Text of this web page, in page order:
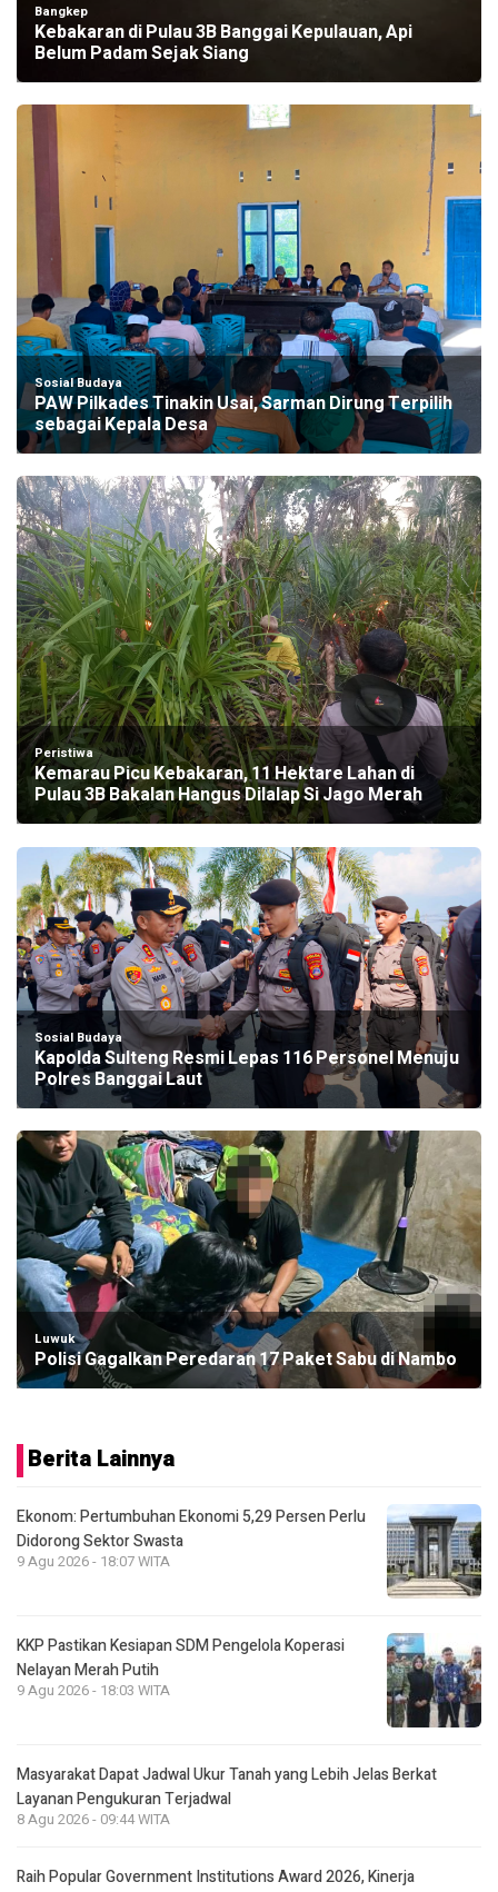
Bangkep
Kebakaran di Pulau 3B Banggai Kepulauan, Api
Belum Padam Sejak Siang
Sosial Budaya
PAW Pilkades Tinakin Usai, Sarman Dirung Terpilih
sebagai Kepala Desa
Peristiwa
Kemarau Picu Kebakaran, 11 Hektare Lahan di
Pulau 3B Bakalan Hangus Dilalap Si Jago Merah
Sosial Budaya
Kapolda Sulteng Resmi Lepas 116 Personel Menuju
Polres Banggai Laut
Luwuk
Polisi Gagalkan Peredaran 17 Paket Sabu di Nambo
Berita Lainnya
Ekonom: Pertumbuhan Ekonomi 5,29 Persen Perlu
Didorong Sektor Swasta
9 Agu 2026 - 18:07 WITA
KKP Pastikan Kesiapan SDM Pengelola Koperasi
Nelayan Merah Putih
9 Agu 2026 - 18:03 WITA
Masyarakat Dapat Jadwal Ukur Tanah yang Lebih Jelas Berkat
Layanan Pengukuran Terjadwal
8 Agu 2026 - 09:44 WITA
Raih Popular Government Institutions Award 2026, Kinerja